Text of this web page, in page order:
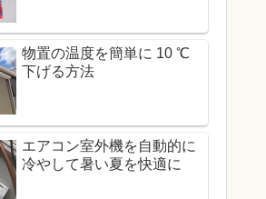
物置の温度を簡単に 10 ℃
下げる方法
エアコン室外機を自動的に
冷やして暑い夏を快適に